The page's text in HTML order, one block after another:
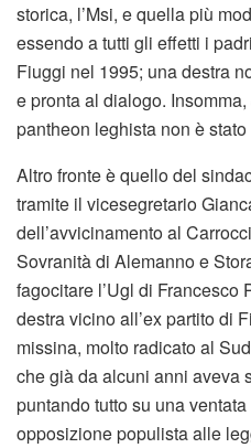
storica, l’Msi, e quella più
essendo a tutti gli effetti i
Fiuggi nel 1995; una destra
e pronta al dialogo. Insomma,
pantheon leghista non è
Altro fronte è quello del
tramite il vicesegretario
dell’avvicinamento al
Sovranità di Alemanno e
fagocitare l’Ugl di
destra vicino all’ex partito di
missina, molto radicato al
che già da alcuni anni aveva
puntando tutto su una
opposizione populista alle